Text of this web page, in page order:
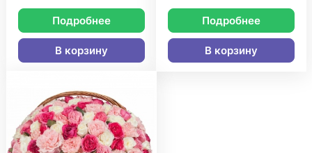
Подробнее
В корзину
Подробнее
В корзину